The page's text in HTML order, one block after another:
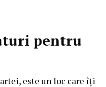
pentru
este un loc care îți